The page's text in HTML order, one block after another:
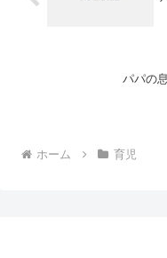
パパの
ホーム 育児